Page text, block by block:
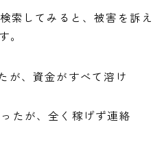
索してみると、被害を訴え
。
が、資金がすべて溶け
たが、全く稼げず連絡